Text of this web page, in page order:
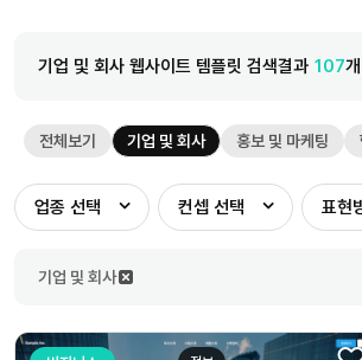
기업 및 회사 웹사이트 템플릿 검색결과 107개
전체보기 기업 및 회사 홍보 및 마케팅
업종 선택 컨셉 선택 표현
기업 및 회사